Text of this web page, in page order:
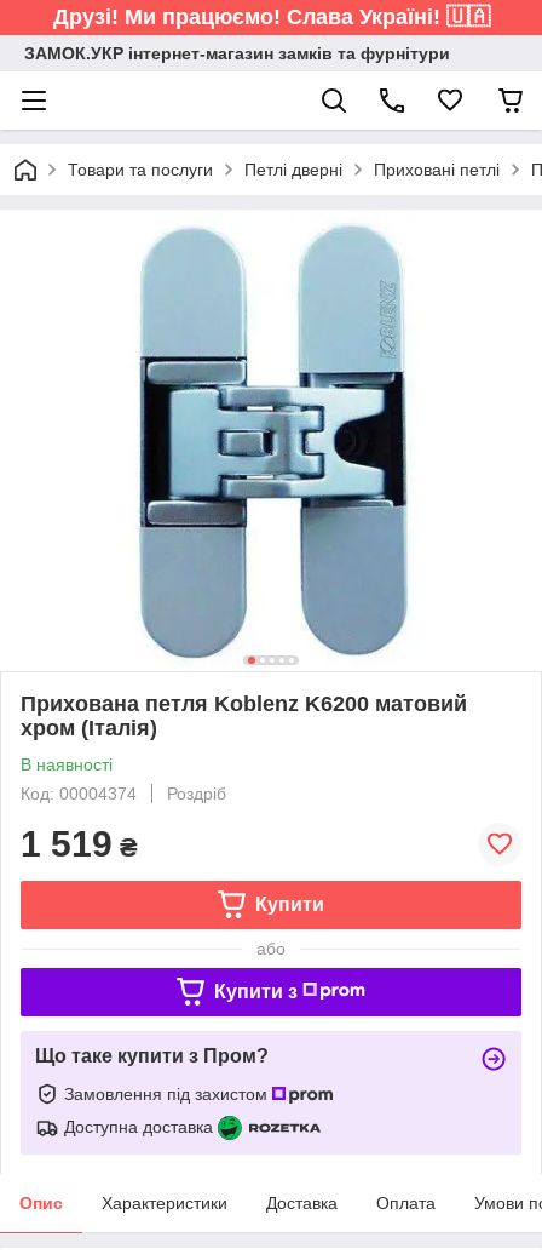
Друзі! Ми працюємо! Слава Україні! 🇺🇦
ЗАМОК.УКР інтернет-магазин замків та фурнітури
Товари та послуги Петлі дверні Приховані петлі
Прихована петля Koblenz K6200 матовий
хром (Італія)
В наявності
Код: 00004374
Роздріб
1 519 ₴
Купити
або
Купити з
Що таке купити з Пром?
Замовлення під захистом
Доступна доставка
Опис Характеристики Доставка Оплата Умови